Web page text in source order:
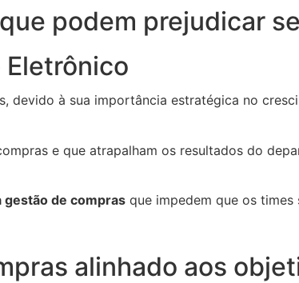
podem prejudicar
devido à sua importância estratégica no
e que atrapalham os resultados do
de compras que impedem que os
alinhado aos